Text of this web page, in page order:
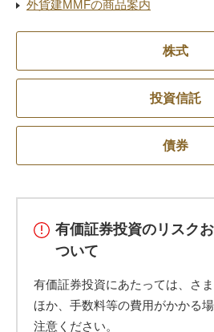
外貨建MMFの商品案内
株式
投資信託
債券
有価証券投資のリスク
ついて
有価証券投資にあたっては、さ
ほか、手数料等の費用がかかる
注意ください。